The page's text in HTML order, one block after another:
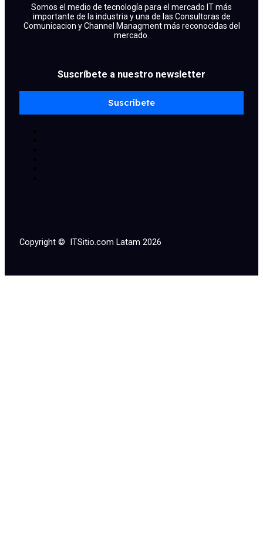
Somos el medio de tecnología para el mercado IT más
importante de la industria y una de las Consultoras de
Comunicacion y Channel Managment más reconocidas del
mercado.
Suscríbete a nuestro newsletter
Suscríbete
facebook
x
linkedin
youtube
instagram
spotify
Copyright © ITSitio.com Latam 2026